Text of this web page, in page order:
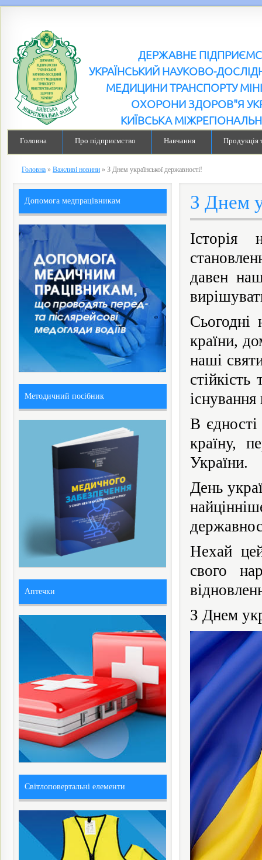
ДЕРЖАВНЕ
УКРАЇНСЬКИЙ НАУКОВО-
МЕДИЦИНИ ТРАНСПОРТУ
ОХОРОНИ ЗДОРОВ"Я
КИЇВСЬКА
Головна Про підприємство Навчання Продукція
Головна » Важливі новини » З Днем української державності!
З Днем
Історія
давен
Сьогодні
країни,
наші
В
країну,
України.
День
Нехай
свого
З Днем
Допомога медпрацівникам
Методичний посібник
Аптечки
Світлоповертальні елементи